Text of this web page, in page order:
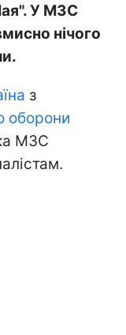
У МЗС
нічого
з
оборони
МЗС